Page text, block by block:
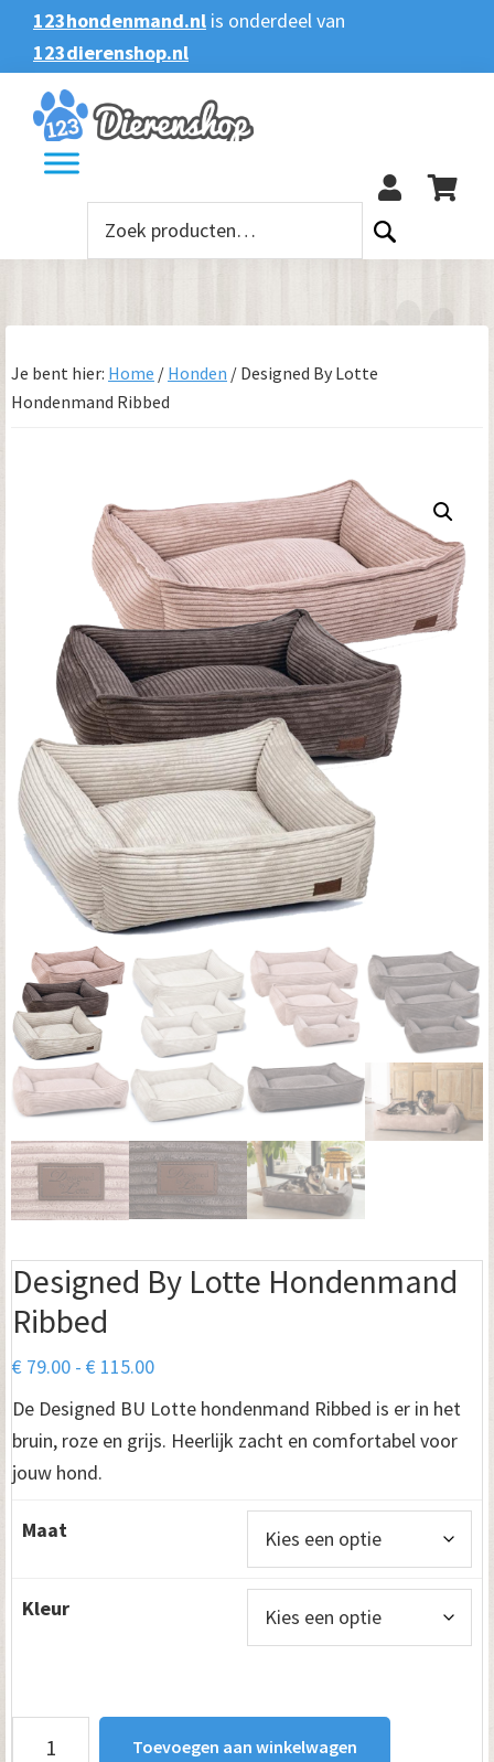
Spring
naar
de
hoofdnavigatie
Door
naar
de
hoofd
inhoud
Spring
naar
de
voettekst
123hondenmand.nl is onderdeel van
123dierenshop.nl
Zoeken
Zoeken
naar:
Je bent hier: Home / Honden / Designed By Lotte
Hondenmand Ribbed
Designed By Lotte Hondenmand
Ribbed
€ 79.00 - € 115.00Prijsklasse:
€ 115.00
De Designed BU Lotte hondenmand Ribbed is er in het
bruin, roze en grijs. Heerlijk zacht en comfortabel voor
jouw hond.
Maat
Kleur
Toevoegen aan winkelwagen